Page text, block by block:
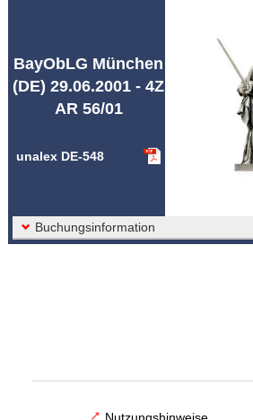
BayObLG München
(DE) 29.06.2001 - 4Z
AR 56/01
unalex DE-548
Buchungsinformation
Nutzungshinweise